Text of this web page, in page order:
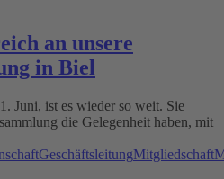
an unsere
in Biel
Juni, ist es wieder so weit. Sie
die Gelegenheit haben, mit
GeschäftsleitungMitgliedschaft